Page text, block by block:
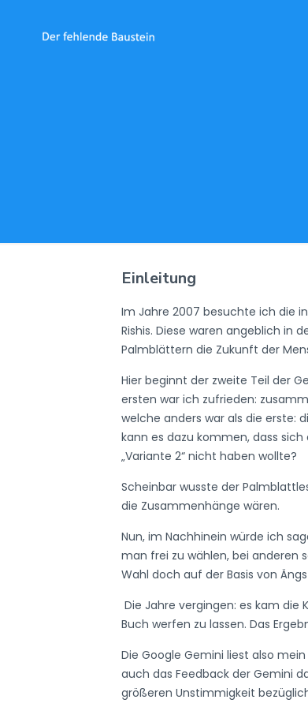
Einleitung
Im Jahre 2007 besuchte ich die
Rishis. Diese waren angeblich in
Palmblättern die Zukunft der
Hier beginnt der zweite Teil der
ersten war ich zufrieden:
welche anders war als die erste:
kann es dazu kommen, dass
„Variante 2“ nicht haben wollte?
Scheinbar wusste der
die Zusammenhänge wären.
Nun, im Nachhinein würde ich
man frei zu wählen, bei anderen
Wahl doch auf der Basis von
Die Jahre vergingen: es kam die
Buch werfen zu lassen. Das
Die Google Gemini liest also
auch das Feedback der Gemini
größeren Unstimmigkeit